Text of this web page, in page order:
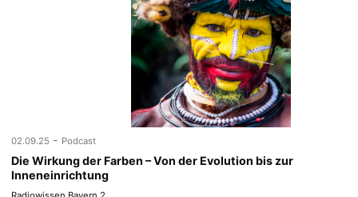
02.09.25 - Podcast
Die Wirkung der Farben – Von der Evolution bis zur
Inneneinrichtung